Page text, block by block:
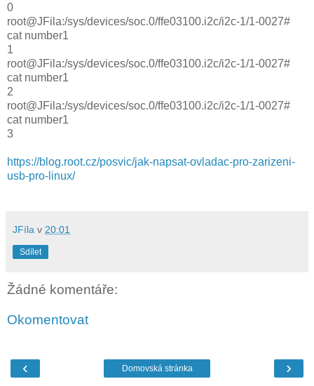
0
root@JFila:/sys/devices/soc.0/ffe03100.i2c/i2c-1/1-0027#
cat number1
1
root@JFila:/sys/devices/soc.0/ffe03100.i2c/i2c-1/1-0027#
cat number1
2
root@JFila:/sys/devices/soc.0/ffe03100.i2c/i2c-1/1-0027#
cat number1
3
https://blog.root.cz/posvic/jak-napsat-ovladac-pro-zarizeni-
usb-pro-linux/
JFíla v 20:01
Sdílet
Žádné komentáře:
Okomentovat
‹ ›
Domovská stránka